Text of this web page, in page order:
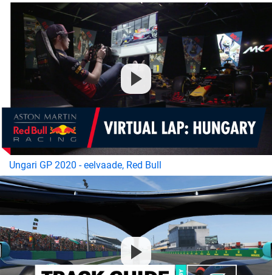
Ungari GP 2020 - eelvaade, Red Bull